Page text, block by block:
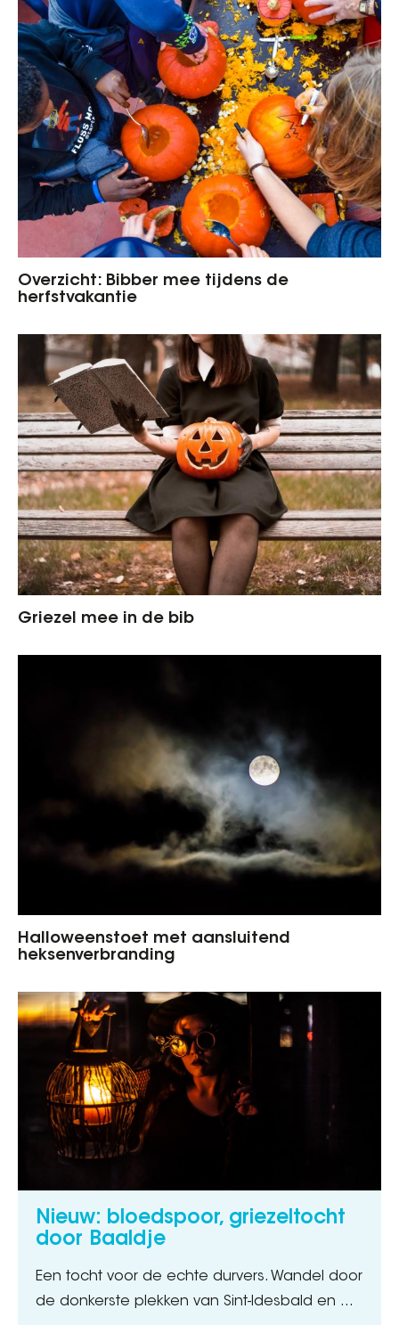
Overzicht: Bibber mee tijdens de
herfstvakantie
Griezel mee in de bib
Halloweenstoet met aansluitend
heksenverbranding
Nieuw: bloedspoor, griezeltocht
door Baaldje
Een tocht voor de echte durvers. Wandel door
de donkerste plekken van Sint-Idesbald en ...